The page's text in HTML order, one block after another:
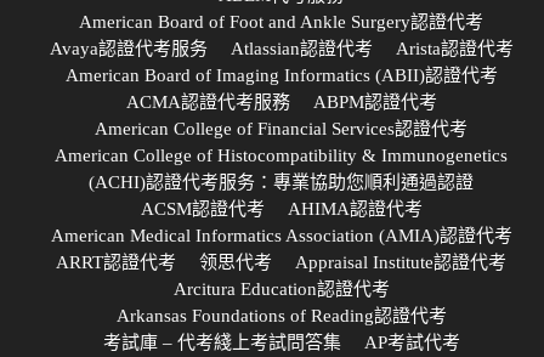
American Board of Foot and Ankle Surgery認證代考
Avaya認證代考服务
Atlassian認證代考
Arista認證代考
American Board of Imaging Informatics (ABII)認證代考
ACMA認證代考服務
ABPM認證代考
American College of Financial Services認證代考
American College of Histocompatibility & Immunogenetics
(ACHI)認證代考服务：專業協助您順利通過認證
ACSM認證代考
AHIMA認證代考
American Medical Informatics Association (AMIA)認證代考
ARRT認證代考
领思代考
Appraisal Institute認證代考
Arcitura Education認證代考
Arkansas Foundations of Reading認證代考
考試庫 – 代考綫上考試問答集
AP考試代考